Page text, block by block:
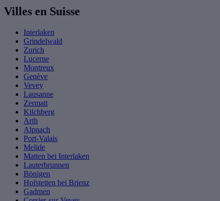
Villes en Suisse
Interlaken
Grindelwald
Zurich
Lucerne
Montreux
Genève
Vevey
Lausanne
Zermatt
Kilchberg
Arth
Alpnach
Port-Valais
Melide
Matten bei Interlaken
Lauterbrunnen
Bönigen
Hofstetten bei Brienz
Gadmen